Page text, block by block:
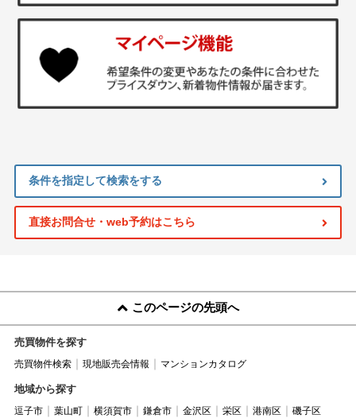
条件を指定して検索をする
直接お問合せ・web予約はこちら
このページの先頭へ
売買物件を探す
売買物件検索 現地販売会情報 マンションカタログ
地域から探す
逗子市 葉山町 横須賀市 鎌倉市 金沢区 栄区 港南区 磯子区